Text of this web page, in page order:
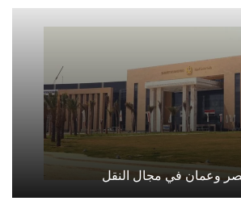
وعمان في مجال النقل